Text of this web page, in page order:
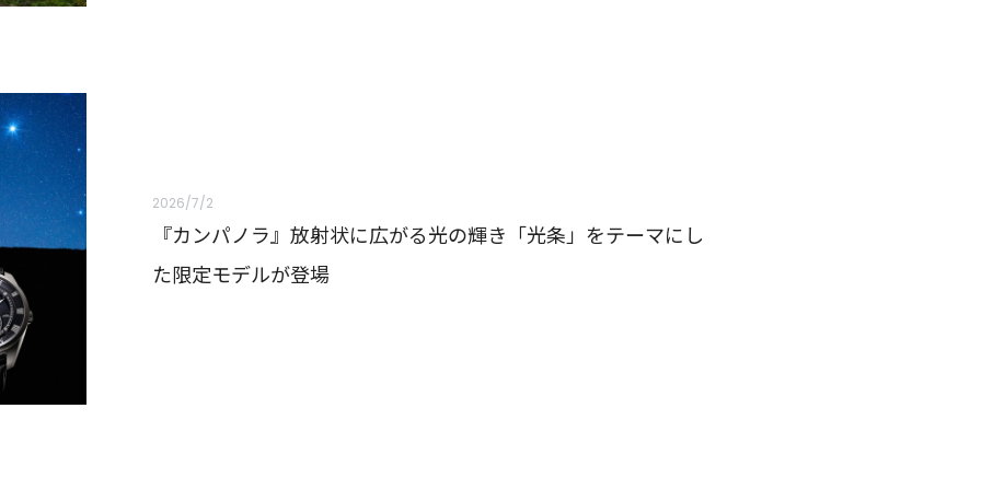
2026/7/2
『カンパノラ』放射状に広がる光の輝き「光条」をテーマにし
た限定モデルが登場